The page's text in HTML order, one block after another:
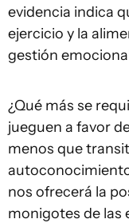
evidencia indica
ejercicio y la
gestión
¿Qué más se
jueguen a favor
menos que
nos ofrecerá la
monigotes de las